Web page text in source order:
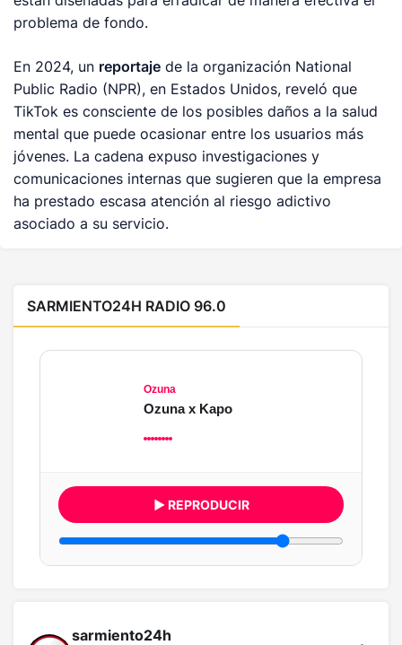
problema de fondo.
En 2024, un reportaje de la organización National
Public Radio (NPR), en Estados Unidos, reveló que
TikTok es consciente de los posibles daños a la salud
mental que puede ocasionar entre los usuarios más
jóvenes. La cadena expuso investigaciones y
comunicaciones internas que sugieren que la empresa
ha prestado escasa atención al riesgo adictivo
asociado a su servicio.
SARMIENTO24H RADIO 96.0
Ozuna
Ozuna x Kapo
▶ REPRODUCIR
sarmiento24h